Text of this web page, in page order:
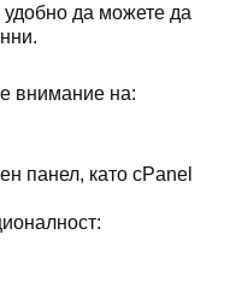
удобно да можете да
внимание на:
панел, като cPanel